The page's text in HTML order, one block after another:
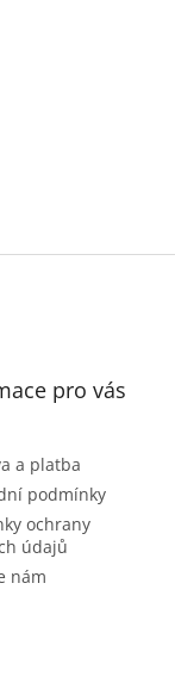
pro vás
a platba
podmínky
ochrany
údajů
nám